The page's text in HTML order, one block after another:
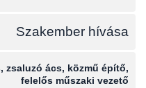
Szakember hívása
zsaluzó ács, közmű építő,
felelős műszaki vezető